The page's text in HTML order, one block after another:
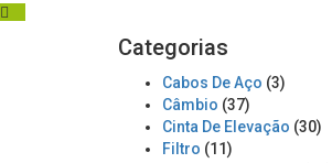
Categorias
Cabos De Aço (3)
Câmbio (37)
Cinta De Elevação (30)
Filtro (11)